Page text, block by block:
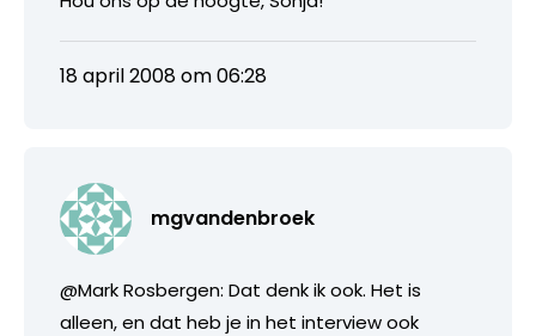
18 april 2008 om 06:28
mgvandenbroek
@Mark Rosbergen: Dat denk ik ook. Het is
alleen, en dat heb je in het interview ook